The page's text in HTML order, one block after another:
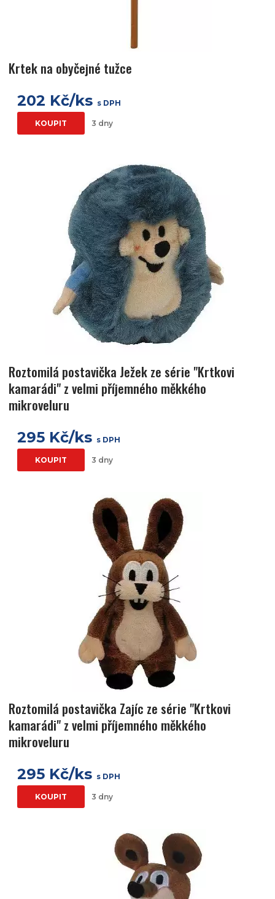
Krtek na obyčejné tužce
202 Kč/ks s DPH
KOUPIT 3 dny
Roztomilá postavička Ježek ze série "Krtkovi
kamarádi" z velmi příjemného měkkého
mikroveluru
295 Kč/ks s DPH
KOUPIT 3 dny
Roztomilá postavička Zajíc ze série "Krtkovi
kamarádi" z velmi příjemného měkkého
mikroveluru
295 Kč/ks s DPH
KOUPIT 3 dny